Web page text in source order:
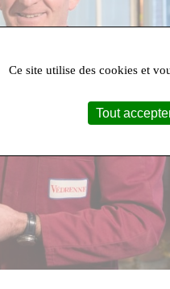
Ce site utilise des cookies et
Tout